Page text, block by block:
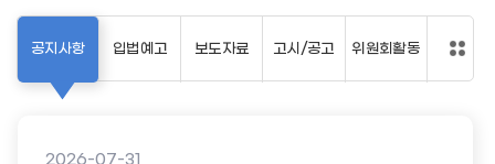
공지사항
2026-07-31
입법예고 보도자료 고시/공고 위원회활동